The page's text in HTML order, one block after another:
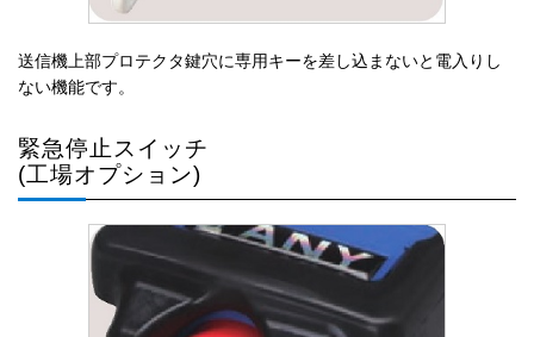
送信機上部プロテクタ鍵穴に専用キーを差し込まないと電入りし
ない機能です。
緊急停止スイッチ
(工場オプション)